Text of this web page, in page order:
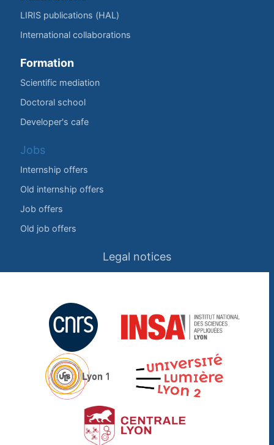
LIRIS publications (HAL)
International collaborations
Formation
Scientific mediation
Doctoral school
Developer's cafe
Jobs
Internship offers
Old internship offers
Job offers
Old job offers
Legal notices